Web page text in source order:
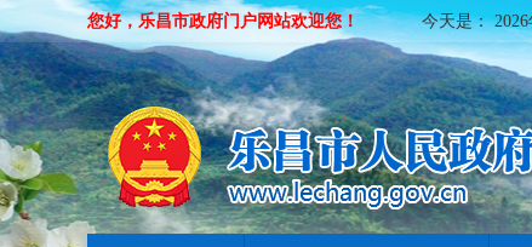
您好，乐昌市政府门户网站欢迎您！ 今天是：